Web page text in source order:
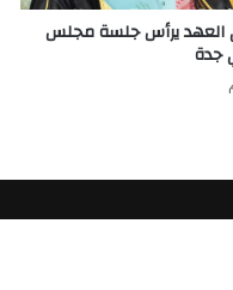
يرأس جلسة مجلس
جدة